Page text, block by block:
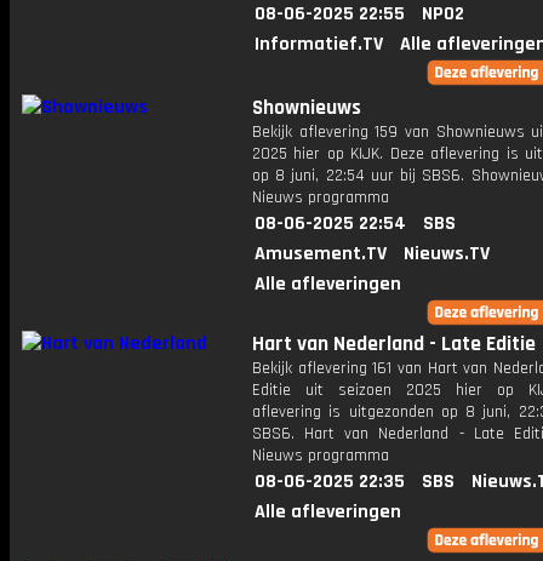
08-06-2025 22:55
NPO2
Informatief.TV
Alle
Shownieuws
Bekijk aflevering 159 van Shownieuws
2025 hier op KIJK. Deze aflevering is
op 8 juni, 22:54 uur bij SBS6.
Nieuws programma
08-06-2025 22:54
SBS
Amusement.TV
Nieuws.TV
Alle afleveringen
Hart van Nederland - Late Editie
Bekijk aflevering 161 van Hart van
Editie uit seizoen 2025 hier op
aflevering is uitgezonden op 8 juni,
SBS6. Hart van Nederland - Late
Nieuws programma
08-06-2025 22:35 SBS
Alle afleveringen